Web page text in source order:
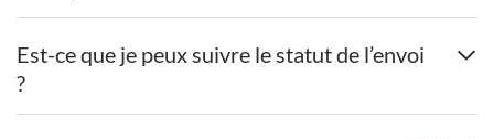
Est-ce que je peux suivre le statut de l’envoi
?